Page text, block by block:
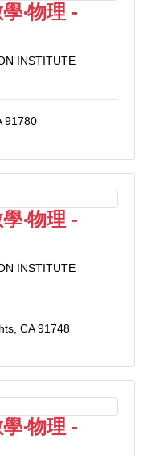
‧物理 -
INSTITUTE
91780
‧物理 -
INSTITUTE
CA 91748
‧物理 -